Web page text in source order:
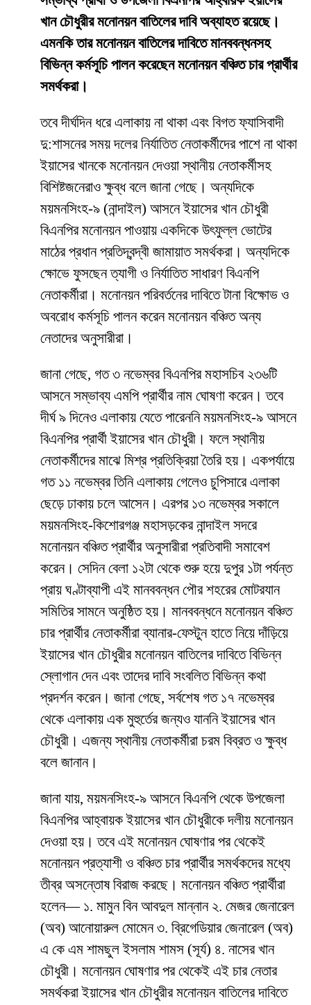
খান চৌধুরীর মনোনয়ন বাতিলের দাবি অব্যাহত রয়েছে।
এমনকি তার মনোনয়ন বাতিলের দাবিতে মানববন্ধনসহ
বিভিন্ন কর্মসূচি পালন করেছেন মনোনয়ন বঞ্চিত চার প্রার্থীর
সমর্থকরা।
তবে দীর্ঘদিন ধরে এলাকায় না থাকা এবং বিগত ফ্যাসিবাদী
দু:শাসনের সময় দলের নির্যাতিত নেতাকর্মীদের পাশে না থাকা
ইয়াসের খানকে মনোনয়ন দেওয়া স্থানীয় নেতাকর্মীসহ
বিশিষ্টজনেরাও ক্ষুব্ধ বলে জানা গেছে। অন্যদিকে
ময়মনসিংহ-৯ (নান্দাইল) আসনে ইয়াসের খান চৌধুরী
বিএনপির মনোনয়ন পাওয়ায় একদিকে উৎফুল্ল ভোটের
মাঠের প্রধান প্রতিদ্বন্দ্বী জামায়াত সমর্থকরা। অন্যদিকে
ক্ষোভে ফুসছেন ত্যাগী ও নির্যাতিত সাধারণ বিএনপি
নেতাকর্মীরা। মনোনয়ন পরিবর্তনের দাবিতে টানা বিক্ষোভ ও
অবরোধ কর্মসূচি পালন করেন মনোনয়ন বঞ্চিত অন্য
নেতাদের অনুসারীরা।
জানা গেছে, গত ৩ নভেম্বর বিএনপির মহাসচিব ২৩৬টি
আসনে সম্ভাব্য এমপি প্রার্থীর নাম ঘোষণা করেন। তবে
দীর্ঘ ৯ দিনেও এলাকায় যেতে পারেননি ময়মনসিংহ-৯ আসনে
বিএনপির প্রার্থী ইয়াসের খান চৌধুরী। ফলে স্থানীয়
নেতাকর্মীদের মাঝে মিশ্র প্রতিক্রিয়া তৈরি হয়। একপর্যায়ে
গত ১১ নভেম্বর তিনি এলাকায় গেলেও চুপিসারে এলাকা
ছেড়ে ঢাকায় চলে আসেন। এরপর ১৩ নভেম্বর সকালে
ময়মনসিংহ-কিশোরগঞ্জ মহাসড়কের নান্দাইল সদরে
মনোনয়ন বঞ্চিত প্রার্থীর অনুসারীরা প্রতিবাদী সমাবেশ
করেন। সেদিন বেলা ১২টা থেকে শুরু হয়ে দুপুর ১টা পর্যন্ত
প্রায় ঘণ্টাব্যাপী এই মানববন্ধন পৌর শহরের মোটরযান
সমিতির সামনে অনুষ্ঠিত হয়। মানববন্ধনে মনোনয়ন বঞ্চিত
চার প্রার্থীর নেতাকর্মীরা ব্যানার-ফেস্টুন হাতে নিয়ে দাঁড়িয়ে
ইয়াসের খান চৌধুরীর মনোনয়ন বাতিলের দাবিতে বিভিন্ন
স্লোগান দেন এবং তাদের দাবি সংবলিত বিভিন্ন কথা
প্রদর্শন করেন। জানা গেছে, সর্বশেষ গত ১৭ নভেম্বর
থেকে এলাকায় এক মুহুর্তের জন্যও যাননি ইয়াসের খান
চৌধুরী। এজন্য স্থানীয় নেতাকর্মীরা চরম বিব্রত ও ক্ষুব্ধ
বলে জানান।
জানা যায়, ময়মনসিংহ-৯ আসনে বিএনপি থেকে উপজেলা
বিএনপির আহ্বায়ক ইয়াসের খান চৌধুরীকে দলীয় মনোনয়ন
দেওয়া হয়। তবে এই মনোনয়ন ঘোষণার পর থেকেই
মনোনয়ন প্রত্যাশী ও বঞ্চিত চার প্রার্থীর সমর্থকদের মধ্যে
তীব্র অসন্তোষ বিরাজ করছে। মনোনয়ন বঞ্চিত প্রার্থীরা
হলেন— ১. মামুন বিন আবদুল মান্নান ২. মেজর জেনারেল
(অব) আনোয়ারুল মোমেন ৩. ব্রিগেডিয়ার জেনারেল (অব)
এ কে এম শামছুল ইসলাম শামস (সূর্য) ৪. নাসের খান
চৌধুরী। মনোনয়ন ঘোষণার পর থেকেই এই চার নেতার
সমর্থকরা ইয়াসের খান চৌধুরীর মনোনয়ন বাতিলের দাবিতে